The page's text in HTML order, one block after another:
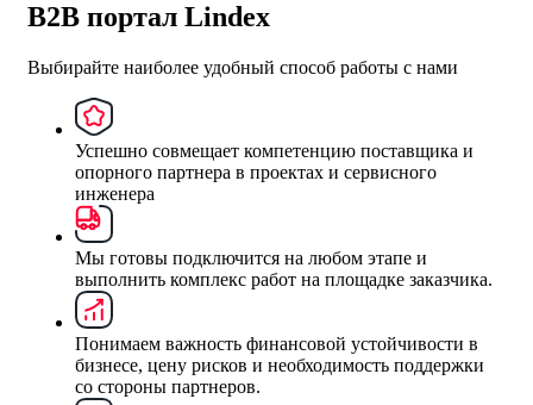
B2B портал Lindex
Выбирайте наиболее удобный способ работы с нами
Успешно совмещает компетенцию поставщика и
опорного партнера в проектах и сервисного
инженера
Мы готовы подключится на любом этапе и
выполнить комплекс работ на площадке заказчика.
Понимаем важность финансовой устойчивости в
бизнесе, цену рисков и необходимость поддержки
со стороны партнеров.